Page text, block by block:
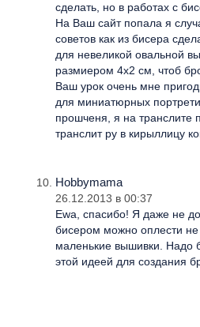
сделать, но в работах с
На Ваш сайт попала я
советов как из бисера
для невеликой овальной
размиером 4х2 см, чтоб
Ваш урок очень мне
для миниатюрных
прошченя, я на транслите
транслит ру в кирыллицу
Hobbymama
26.12.2013 в 00:37
Ewa, спасибо! Я даже не
бисером можно оплести
маленькие вышивки. Надо
этой идеей для создания